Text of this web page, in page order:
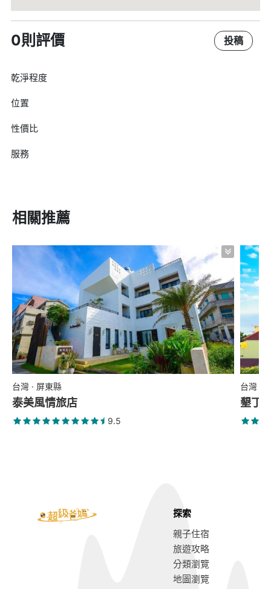
0則評價 投稿
乾淨程度
位置
性價比
服務
相關推薦
台灣 · 屏東縣
泰美風情旅店
9.5
台灣 ·
墾丁
探索
親子住宿
旅遊攻略
分類瀏覽
地圖瀏覽